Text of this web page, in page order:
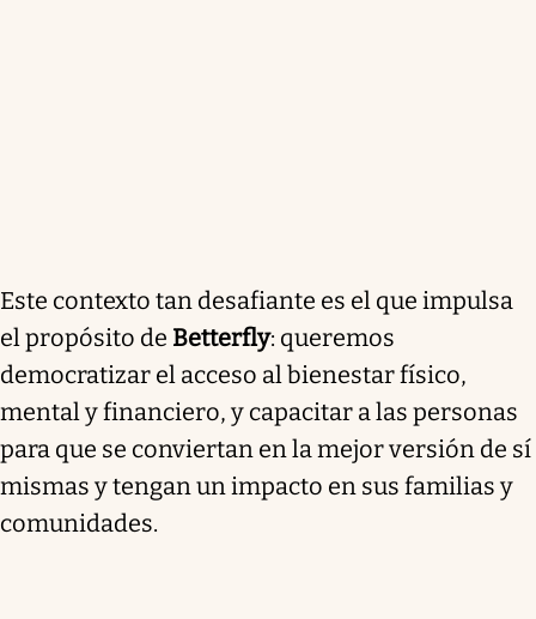
Este contexto tan desafiante es el que impulsa
el propósito de Betterfly: queremos
democratizar el acceso al bienestar físico,
mental y financiero, y capacitar a las personas
para que se conviertan en la mejor versión de sí
mismas y tengan un impacto en sus familias y
comunidades.